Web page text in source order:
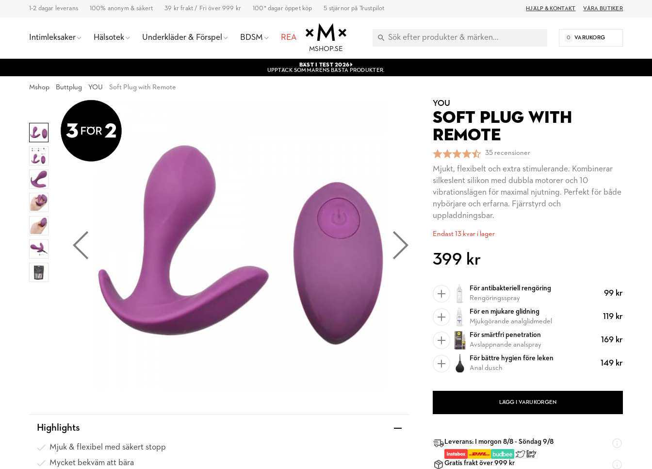
1-2 dagar leverans 100% anonym & säkert 39 kr frakt / Fri över 999 kr 100* dagar öppet köp 5 stjärnor på Trustpilot HJÄLP & KONTAKT VÅRA BUTIKER
Intimleksaker Hälsotek Underkläder & Förspel BDSM REA
MSHOP.SE
0 VARUKORG
BÄST I TEST 2026
UPPTÄCK SOMMARENS BÄSTA PRODUKTER.
Mshop Buttplug YOU Soft Plug with Remote
YOU
SOFT PLUG WITH
REMOTE
35 recensioner
Mjukt, flexibelt och extra stimulerande. Kombinerar
silkeslent silikon med dubbla motorer och 10
vibrationslägen för maximal njutning. Perfekt för både
nybörjare och erfarna. Fjärrstyrd och
uppladdningsbar.
Endast 13 kvar i lager
399 kr
För antibakteriell rengöring
Rengöringsspray
99 kr
För en mjukare glidning
Mjukgörande analglidmedel
119 kr
För smärtfri penetration
Avslappnande analspray
169 kr
För bättre hygien före leken
Anal dusch
149 kr
LÄGG I VARUKORGEN
Leverans: I morgon 8/8 - Söndag 9/8
Gratis frakt över 999 kr
Highlights
Mjuk & flexibel med säkert stopp
Mycket bekväm att bära